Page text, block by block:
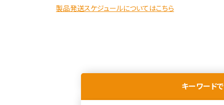
製品発送スケジュールについてはこちら
キーワード